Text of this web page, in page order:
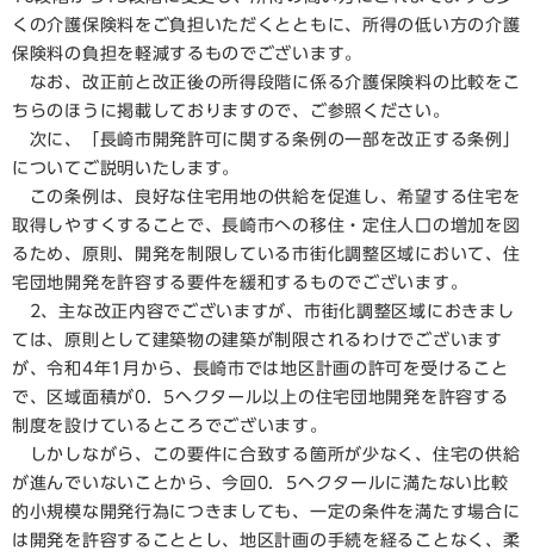
くの介護保険料をご負担いただくとともに、所得の低い方の介護
保険料の負担を軽減するものでございます。
なお、改正前と改正後の所得段階に係る介護保険料の比較をこ
ちらのほうに掲載しておりますので、ご参照ください。
次に、「長崎市開発許可に関する条例の一部を改正する条例」
についてご説明いたします。
この条例は、良好な住宅用地の供給を促進し、希望する住宅を
取得しやすくすることで、長崎市への移住・定住人口の増加を図
るため、原則、開発を制限している市街化調整区域において、住
宅団地開発を許容する要件を緩和するものでございます。
2、主な改正内容でございますが、市街化調整区域におきまし
ては、原則として建築物の建築が制限されるわけでございます
が、令和4年1月から、長崎市では地区計画の許可を受けること
で、区域面積が0．5ヘクタール以上の住宅団地開発を許容する
制度を設けているところでございます。
しかしながら、この要件に合致する箇所が少なく、住宅の供給
が進んでいないことから、今回0．5ヘクタールに満たない比較
的小規模な開発行為につきましても、一定の条件を満たす場合に
は開発を許容することとし、地区計画の手続を経ることなく、柔